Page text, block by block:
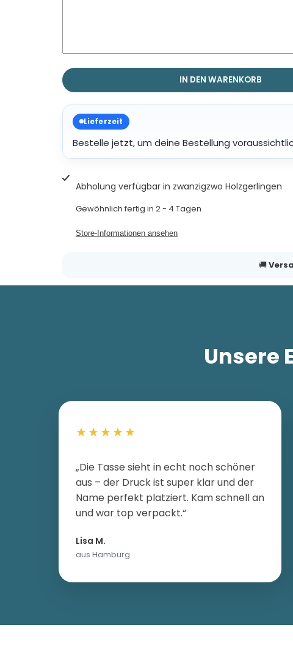
IN DEN WARENKORB
Lieferzeit
Bestelle jetzt, um deine Bestellung
Abholung verfügbar in zwanzigzwo Holzgerlingen
Gewöhnlich fertig in 2 - 4 Tagen
Store-Informationen ansehen
🚚
Unsere
★★★★★
„Die Tasse sieht in echt noch schöner
aus – der Druck ist super klar und der
Name perfekt platziert. Kam schnell an
und war top verpackt.“
Lisa M.
aus Hamburg